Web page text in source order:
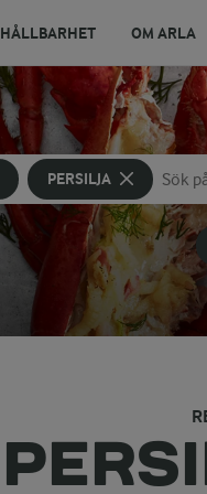
HÅLLBARHET OM ARLA
PERSILJA
Sök
Skriv